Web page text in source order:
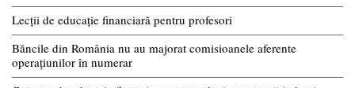
Lecții de educație financiară pentru profesori
Băncile din România nu au majorat comisioanele aferente
operațiunilor în numerar